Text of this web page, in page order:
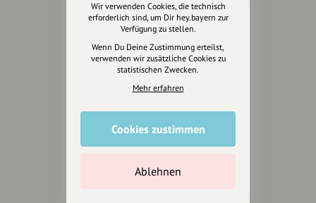
Rechtliches
Impressum
Datenschutz
AGB
Presse
Mediakit
Wir verwenden Cookies, die technisch
erforderlich sind, um Dir hey.bayern zur
Verfügung zu stellen.
Wenn Du Deine Zustimmung erteilst,
verwenden wir zusätzliche Cookies zu
statistischen Zwecken.
Mehr erfahren
Cookies zustimmen
Ablehnen